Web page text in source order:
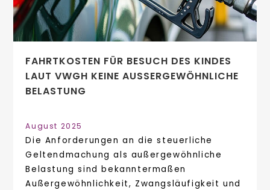
FAHRTKOSTEN FÜR BESUCH DES KINDES
LAUT VWGH KEINE AUSSERGEWÖHNLICHE B
ELASTUNG
August 2025
Die Anforderungen an die steuerliche
Geltendmachung als außergewöhnliche
Belastung sind bekanntermaßen
Außergewöhnlichkeit, Zwangsläufigkeit und